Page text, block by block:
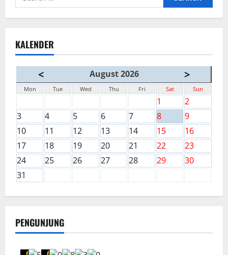
for:
KALENDER
< August 2026 >
Mon Tue Wed Thu Fri Sat Sun
1
2
3
4 5 6 7 8
9
10
11 12 13 14 15
16
17
18 19 20 21 22
23
24
25 26 27 28 29
30
31
PENGUNJUNG